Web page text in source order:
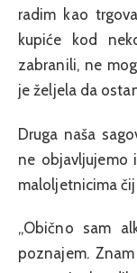
radim kao
kupiće kod
zabranili, ne
je željela da
Druga naša
ne objavljujemo
maloljetnicima
„Obično sam
poznajem.